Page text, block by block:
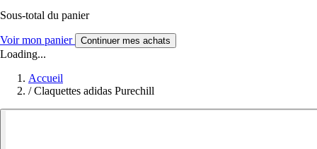
Sous-total du panier
Voir mon panier Continuer mes achats
Loading...
Accueil
/ Claquettes adidas Purechill